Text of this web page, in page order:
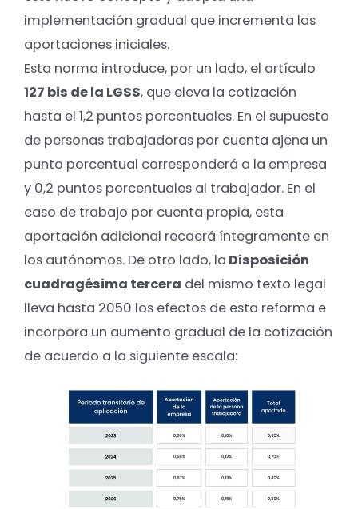
implementación gradual que incrementa las
aportaciones iniciales.
Esta norma introduce, por un lado, el artículo
127 bis de la LGSS, que eleva la cotización
hasta el 1,2 puntos porcentuales. En el supuesto
de personas trabajadoras por cuenta ajena un
punto porcentual corresponderá a la empresa
y 0,2 puntos porcentuales al trabajador. En el
caso de trabajo por cuenta propia, esta
aportación adicional recaerá íntegramente en
los autónomos. De otro lado, la Disposición
cuadragésima tercera del mismo texto legal
lleva hasta 2050 los efectos de esta reforma e
incorpora un aumento gradual de la cotización
de acuerdo a la siguiente escala: